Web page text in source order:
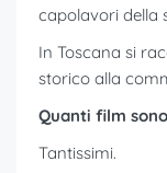
capolavori della
In Toscana si
storico alla
Quanti film
Tantissimi.